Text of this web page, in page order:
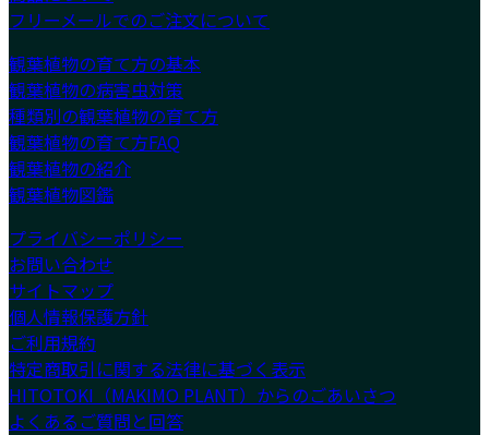
フリーメールでのご注文について
観葉植物の育て方の基本
観葉植物の病害虫対策
種類別の観葉植物の育て方
観葉植物の育て方FAQ
観葉植物の紹介
観葉植物図鑑
プライバシーポリシー
お問い合わせ
サイトマップ
個人情報保護方針
ご利用規約
特定商取引に関する法律に基づく表示
HITOTOKI（MAKIMO PLANT）からのごあいさつ
よくあるご質問と回答